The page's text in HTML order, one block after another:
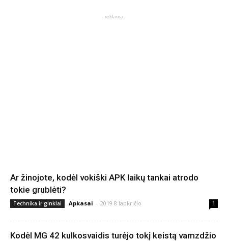
- reklama -
Ar žinojote, kodėl vokiški APK laikų tankai atrodo
tokie grublėti?
Technika ir ginklai Apkasai - 2019 8 lapkričio 1
Kodėl MG 42 kulkosvaidis turėjo tokį keistą vamzdžio